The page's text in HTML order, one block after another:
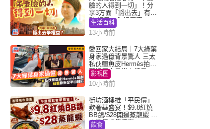
臉的人得到一切」！分
享3方面「豁出去」有著
數 網民：你好厲害
生活百科
13小時前
愛回家大結局｜7大綠葉
身家過億背景驚人 三太
私伙鱷魚皮Hermès拍劇
蘇姐原來是半山樓后
影視圈
10小時前
街坊酒樓推「平民價」
歎奢華盛宴！$9.8紅燒
BB鴿/$28開邊蒸龍蝦 3
大晚餐超值優惠
飲食